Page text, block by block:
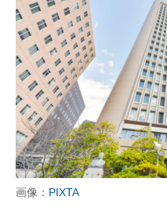
進化するPCとデバイスの未来
好きが集まる 比べて選べる
ビジネスと働き方のヒント
AI活用のいまが分かる
企業ITのトレンドを詳説
画像： PIXTA